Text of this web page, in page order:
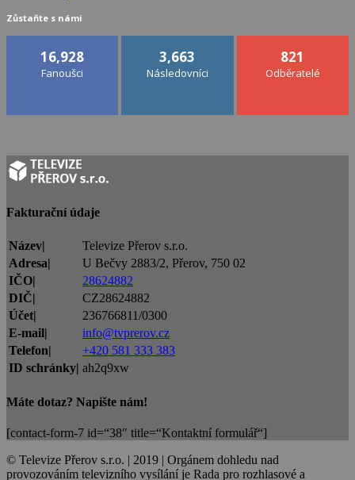
Zůstaňte s námi
16,928
Fanoušci
3,663
Následovníci
821
Odběratelé
Fakturační údaje
Název|
Televize Přerov s.r.o.
Adresa|
U Bečvy 2883/2, Přerov, 750 02
IČO|
28624882
DIČ|
CZ28624882
Účet|
236766811/0300
E-mail|
info@tvprerov.cz
Telefon|
+420 581 333 383
ID schránky| ah2q9xw
Máte dotaz? Napište nám!
[contact-form-7 id=“38″ title=“Kontaktní formulář“]
© Televize Přerov s.r.o. | 2019 | Orgánem dohledu nad
provozováním televizního vysílání je Rada pro rozhlasové a